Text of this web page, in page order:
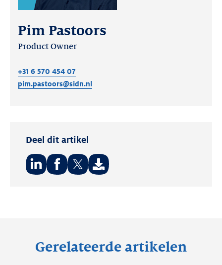
Pim Pastoors
Product Owner
+31 6 570 454 07
pim.pastoors@sidn.nl
Deel dit artikel
Gerelateerde artikelen